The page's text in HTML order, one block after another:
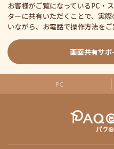
お客様がご覧になっているPC・
ターに共有いただくことで、実
いながら、お電話で操作方法をご
画面共有サ
PC